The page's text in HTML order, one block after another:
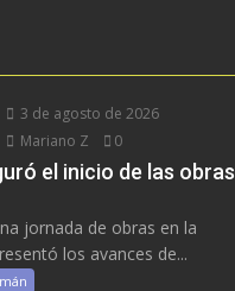
3 de agosto de 2026
Mariano Z
0
el inicio de las obras
jornada de obras en la
los avances de...